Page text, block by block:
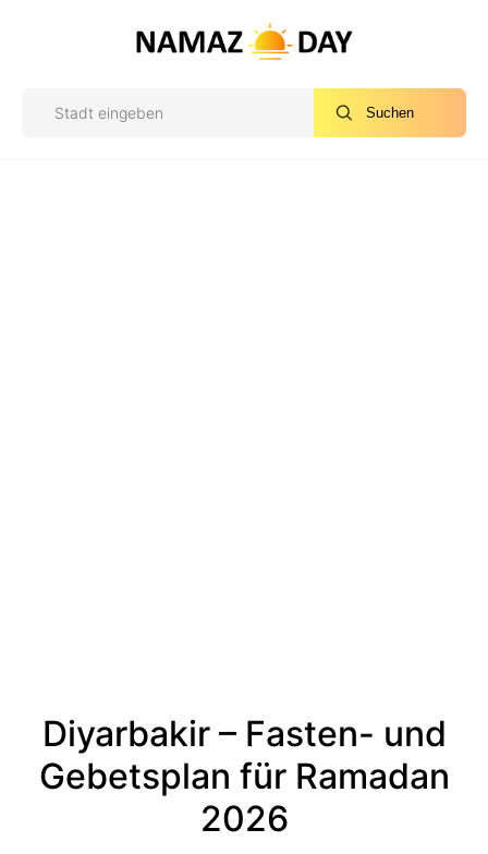
Suchen
Diyarbakir – Fasten- und
Gebetsplan für Ramadan
2026